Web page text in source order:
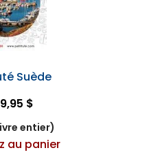
Suède
$
entier)
au panier